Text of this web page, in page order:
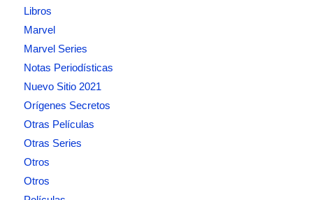
Libros
Marvel
Marvel Series
Notas Periodísticas
Nuevo Sitio 2021
Orígenes Secretos
Otras Películas
Otras Series
Otros
Otros